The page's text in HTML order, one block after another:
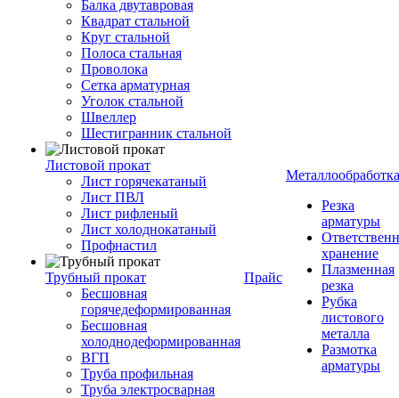
Балка двутавровая
Квадрат стальной
Круг стальной
Полоса стальная
Проволока
Сетка арматурная
Уголок стальной
Швеллер
Шестигранник стальной
Листовой прокат
Лист горячекатаный
Лист ПВЛ
Лист рифленый
Лист холоднокатаный
Профнастил
Трубный прокат
Бесшовная
горячедеформированная
Бесшовная
холоднодеформированная
ВГП
Труба профильная
Труба электросварная
Прайс
Металлообработка
Резка
арматуры
хранение
Плазменная
резка
Рубка
листового
металла
Размотка
арматуры